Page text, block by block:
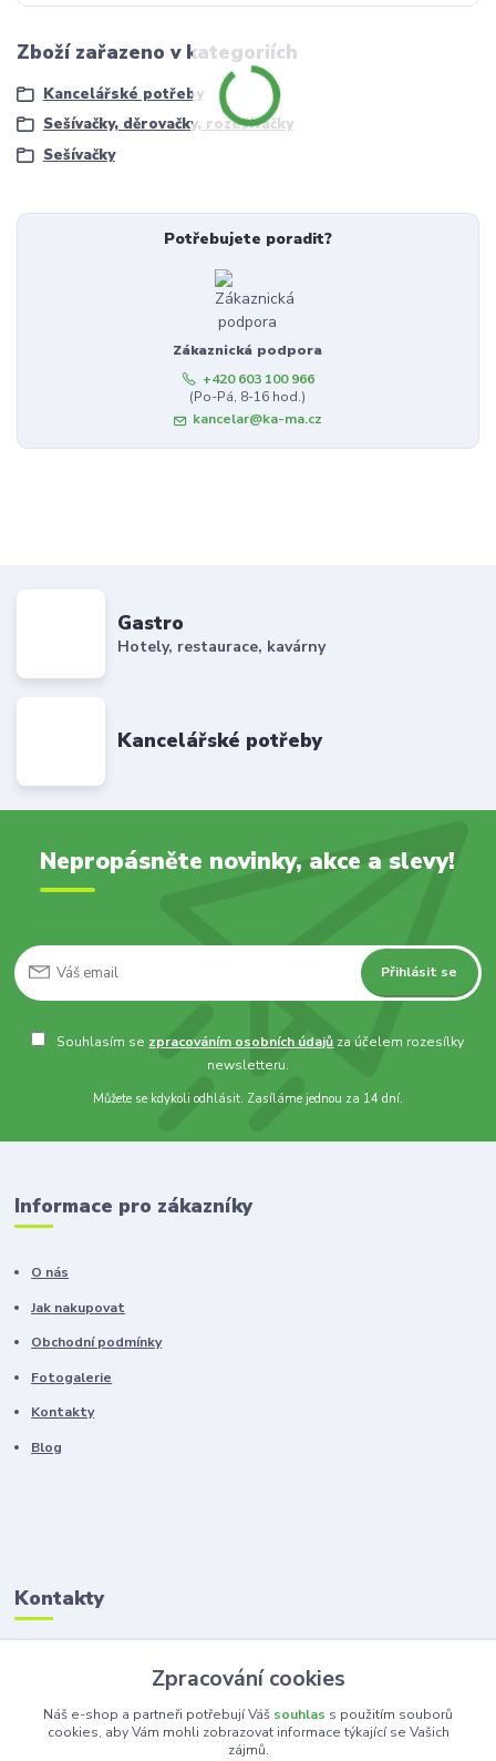
Zboží zařazeno v kategoriích
Kancelářské potřeby
Sešívačky, děrovačky, rozešívačky
Sešívačky
Potřebujete poradit?
Zákaznická podpora
+420 603 100 966
(Po-Pá, 8-16 hod.)
kancelar@ka-ma.cz
Gastro
Hotely, restaurace, kavárny
Kancelářské potřeby
Nepropásněte novinky, akce a slevy!
Přihlásit se
Souhlasím se zpracováním osobních údajů za účelem rozesílky
newsletteru.
Můžete se kdykoli odhlásit. Zasíláme jednou za 14 dní.
Informace pro zákazníky
O nás
Jak nakupovat
Obchodní podmínky
Fotogalerie
Kontakty
Blog
Kontakty
Zákaznická podpora
+420 603 100 966
(Po-Pá, 8-16 hod.)
Zpracování cookies
Náš e-shop a partneři potřebují Váš souhlas s použitím souborů
cookies, aby Vám mohli zobrazovat informace týkající se Vašich
zájmů.